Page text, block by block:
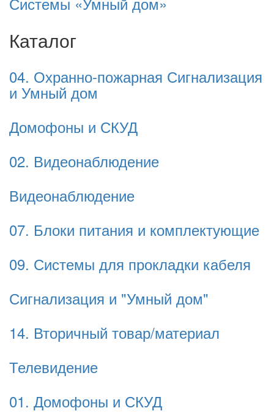
Каталог
04. Охранно-пожарная Сигнализация
и Умный дом
Домофоны и СКУД
02. Видеонаблюдение
Видеонаблюдение
07. Блоки питания и комплектующие
09. Системы для прокладки кабеля
Сигнализация и "Умный дом"
14. Вторичный товар/материал
Телевидение
01. Домофоны и СКУД